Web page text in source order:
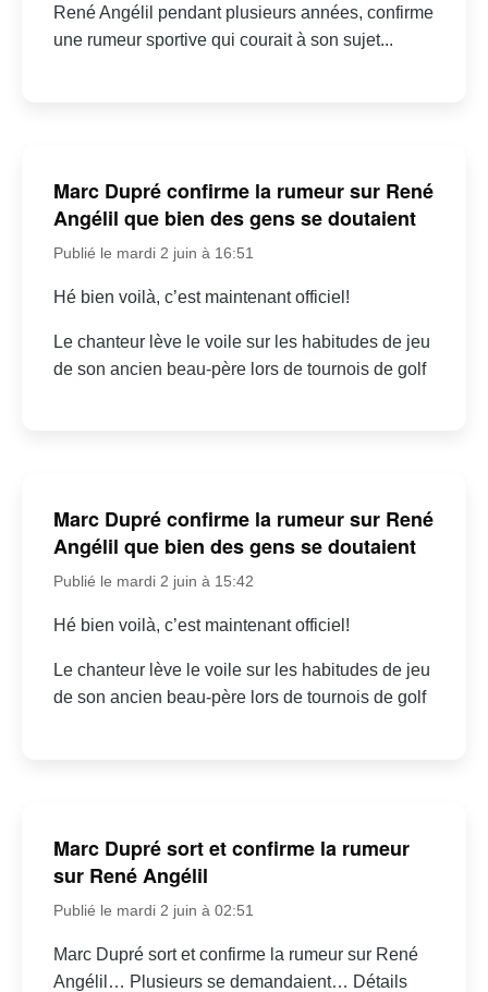
René Angélil pendant plusieurs années, confirme
une rumeur sportive qui courait à son sujet...
Marc Dupré confirme la rumeur sur René
Angélil que bien des gens se doutaient
Publié le mardi 2 juin à 16:51
Hé bien voilà, c’est maintenant officiel!
Le chanteur lève le voile sur les habitudes de jeu
de son ancien beau-père lors de tournois de golf
Marc Dupré confirme la rumeur sur René
Angélil que bien des gens se doutaient
Publié le mardi 2 juin à 15:42
Hé bien voilà, c’est maintenant officiel!
Le chanteur lève le voile sur les habitudes de jeu
de son ancien beau-père lors de tournois de golf
Marc Dupré sort et confirme la rumeur
sur René Angélil
Publié le mardi 2 juin à 02:51
Marc Dupré sort et confirme la rumeur sur René
Angélil… Plusieurs se demandaient… Détails